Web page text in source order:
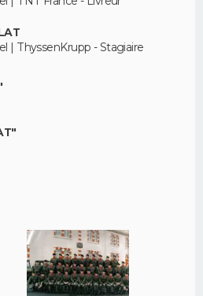
| ThyssenKrupp - Stagiaire